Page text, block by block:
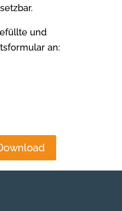
und
an: